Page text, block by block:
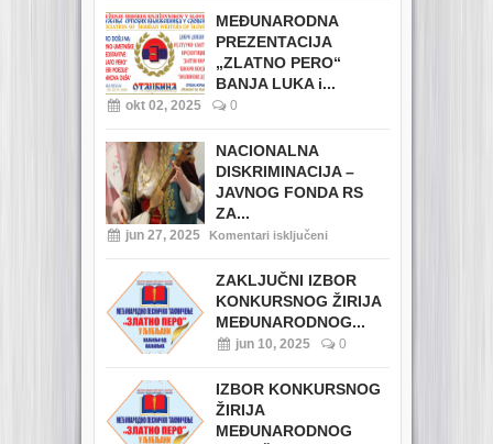
MEĐUNARODNA
PREZENTACIJA
„ZLATNO PERO“
BANJA LUKA i...
okt 02, 2025 0
NACIONALNA
DISKRIMINACIJA –
JAVNOG FONDA RS
ZA...
jun 27, 2025 Komentari isključeni
ZAKLJUČNI IZBOR
KONKURSNOG ŽIRIJA
MEĐUNARODNOG...
jun 10, 2025 0
IZBOR KONKURSNOG
ŽIRIJA
MEĐUNARODNOG